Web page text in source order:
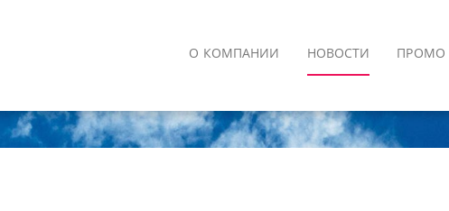
О КОМПАНИИ НОВОСТИ ПРОМО